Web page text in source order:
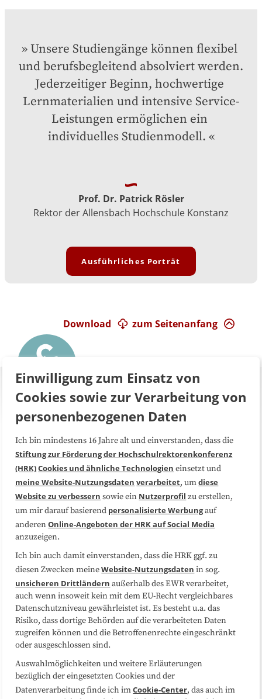
Unsere Studiengänge können flexibel
und berufsbegleitend absolviert werden.
Jederzeitiger Beginn, hochwertige
Lernmaterialien und intensive Service-
Leistungen ermöglichen ein
individuelles Studienmodell.
Prof. Dr. Patrick Rösler
Rektor der Allensbach Hochschule Konstanz
Ausführliches Porträt
zum Seitenanfang
Download
Über uns FAQ
Medienarbeit Kooperationen
Datenschutzerklärung Impressum
Sitemap
Folgen Sie uns
Einwilligung zum Einsatz von
Cookies sowie zur Verarbeitung von
personenbezogenen Daten
Ich bin mindestens 16 Jahre alt und einverstanden, dass die
Stiftung zur Förderung der Hochschulrektorenkonferenz
(HRK)Cookies und ähnliche Technologien einsetzt und
meine Website-Nutzungsdaten verarbeitet, umdiese
Website zu verbessern sowie ein Nutzerprofil zu erstellen,
um mir darauf basierend personalisierte Werbungauf
anderenOnline-Angeboten der HRK auf Social Media
anzuzeigen.
Ich bin auch damit einverstanden, dass die HRK ggf. zu
diesen Zwecken meineWebsite-Nutzungsdaten in sog.
unsicheren Drittländern außerhalb des EWR verarbeitet,
auch wenn insoweit kein mit dem EU-Recht vergleichbares
Datenschutzniveau gewährleistet ist. Es besteht u.a. das
Risiko, dass dortige Behörden auf die verarbeiteten Daten
zugreifen können und die Betroffenenrechte eingeschränkt
oder ausgeschlossen sind.
Auswahlmöglichkeiten und weitere Erläuterungen
bezüglich der eingesetzten Cookies und der
Datenverarbeitung finde ich imCookie-Center, das auch im